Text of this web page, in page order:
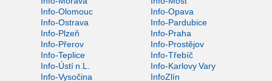
Info-Olomouc
Info-Opava
Info-Ostrava
Info-Pardubice
Info-Plzeň
Info-Praha
Info-Přerov
Info-Prostějov
Info-Teplice
Info-Třebíč
Info-Ústí n.L.
Info-Karlovy Vary
Info-Vysočina
InfoZlín